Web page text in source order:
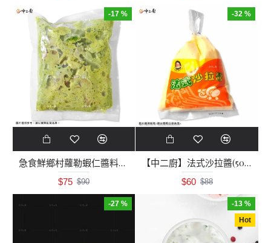
-17 %
急食鮮鄉村蘿勒蝦仁醬料包(250g)冷凍醬
$75 $90
-32 %
【中二廚】法式沙拉醬(500g/包)蛋素
$60 $88
-27 %
Hot
-13 %